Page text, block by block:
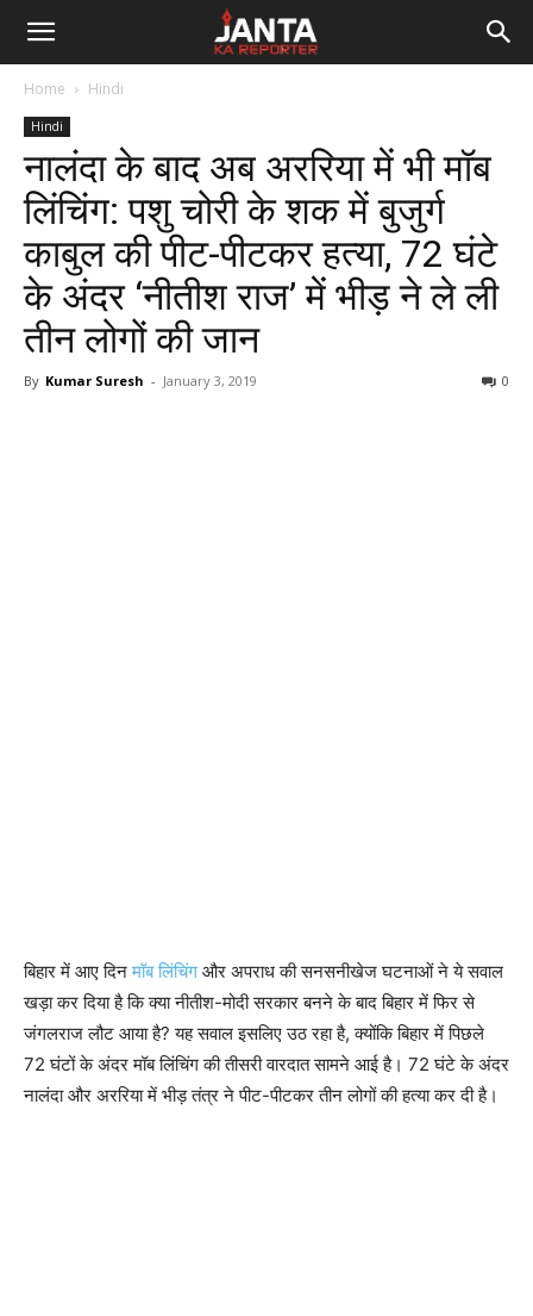
Janta
Reporter
Home Hindi
Hindi
नालंदा के बाद अब अररिया में भी मॉब
लिंचिंग: पशु चोरी के शक में बुजुर्ग
काबुल की पीट-पीटकर हत्या, 72 घंटे
के अंदर ‘नीतीश राज’ में भीड़ ने ले ली
तीन लोगों की जान
By Kumar Suresh - January 3, 2019 0
बिहार में आए दिनमॉब लिंचिंग और अपराध की सनसनीखेज घटनाओं ने ये सवाल
खड़ा कर दिया है कि क्या नीतीश-मोदी सरकार बनने के बाद बिहार में फिर से
जंगलराज लौट आया है? यह सवाल इसलिए उठ रहा है, क्योंकि बिहार में पिछले
72 घंटों के अंदर मॉब लिंचिंग की तीसरी वारदात सामने आई है। 72 घंटे के अंदर
नालंदा और अररिया में भीड़ तंत्र ने पीट-पीटकर तीन लोगों की हत्या कर दी है।